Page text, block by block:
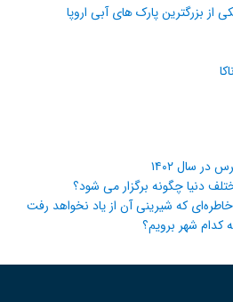
از بزرگترین پارک های آبی اروپا
سال ۱۴۰۲
دنیا چگونه برگزار می شود؟
که شیرینی آن از یاد نخواهد رفت
کدام شهر برویم؟